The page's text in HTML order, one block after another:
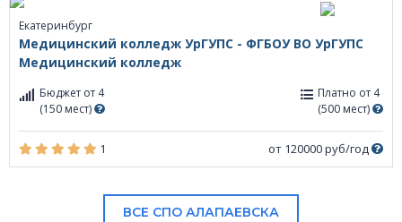
Екатеринбург
Медицинский колледж УрГУПС - ФГБОУ ВО УрГУПС
Медицинский колледж
Бюджет от 4
(150 мест)
Платно от 4
(500 мест)
1 от 120000 руб/год
ВСЕ СПО АЛАПАЕВСКА